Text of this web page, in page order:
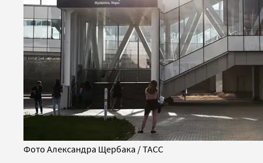
Фото Александра Щербака / ТАСС